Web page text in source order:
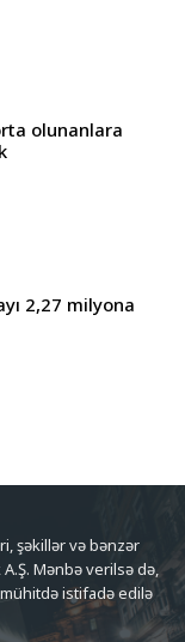
olunanlara
2,27 milyona
şəkillər və bənzər
Mənbə verilsə də,
istifadə edilə